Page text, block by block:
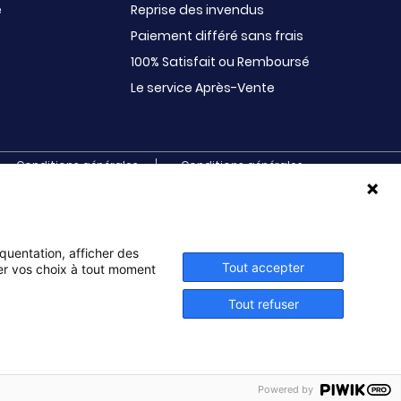
Reprise des invendus
Paiement différé sans frais
100% Satisfait ou Remboursé
Le service Après-Vente
Conditions générales
Conditions générales
s’adresse aux écoles primaires,
aux IUT, aux MFR, aux IFSI, aux associations
sociales, musicales, paroissiales, de jumelage,
afficher des
vos choix à tout moment
Tout accepter
Tout refuser
Powered by